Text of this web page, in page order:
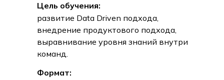
Формат:
Цель обучения:
развитие Data Driven подхода,
внедрение продуктового подхода,
выравнивание уровня знаний внутри
команд.